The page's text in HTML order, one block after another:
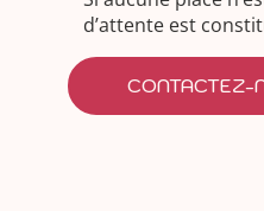
d’attente est
CONTACTEZ-